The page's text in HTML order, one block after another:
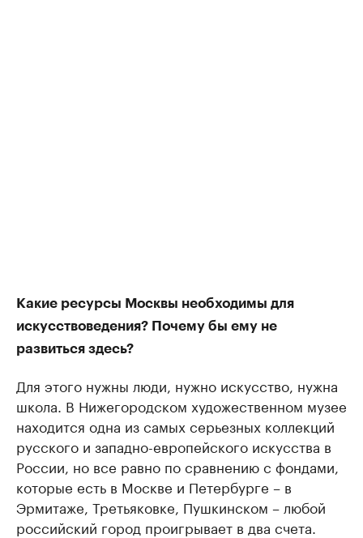
Какие ресурсы Москвы необходимы для
искусствоведения? Почему бы ему не
развиться здесь?
Для этого нужны люди, нужно искусство, нужна
школа. В Нижегородском художественном музее
находится одна из самых серьезных коллекций
русского и западно-европейского искусства в
России, но все равно по сравнению с фондами,
которые есть в Москве и Петербурге – в
Эрмитаже, Третьяковке, Пушкинском – любой
российский город проигрывает в два счета.